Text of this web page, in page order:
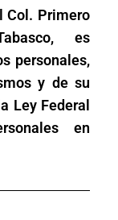
Col. Primero
es
personales,
y de su
Ley Federal
en